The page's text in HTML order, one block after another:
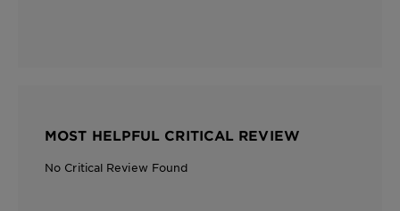
MOST HELPFUL CRITICAL REVIEW
No Critical Review Found